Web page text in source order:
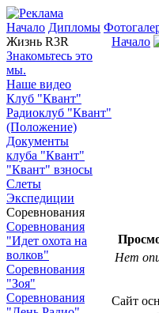
Начало Дипломы
Жизнь R3R
Знакомьтесь это
мы.
Наше видео
Клуб "Квант"
Радиоклуб "Квант"
(Положение)
Документы
клуба "Квант"
"Квант" взносы
Слеты
Экспедиции
Соревнования
Соревнования
"Идет охота на
волков"
Соревнования
"Зоя"
Соревнования
Начало
Нет
Сайт